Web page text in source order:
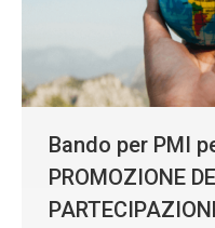
Bando per PMI
PROMOZIONE